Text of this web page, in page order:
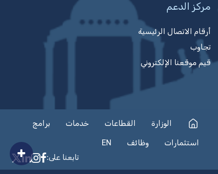
مركز الدعم
أرقام الاتصال الرئيسية
تجاوب
قيم موقعنا الإلكتروني
الوزارة القطاعات خدمات برامج
استثمارات وظائف
EN
تابعنا على:
Facebook
X